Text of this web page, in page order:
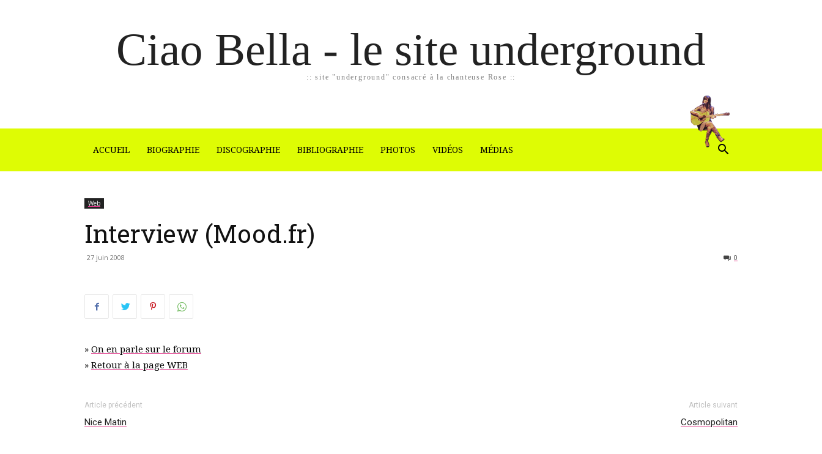
Ciao Bella - le site underground
:: site "underground" consacré à la chanteuse Rose ::
ACCUEIL BIOGRAPHIE DISCOGRAPHIE BIBLIOGRAPHIE PHOTOS VIDÉOS MÉDIAS
Web
Interview (Mood.fr)
27 juin 2008 0
» On en parle sur le forum
» Retour à la page WEB
Article précédent
Nice Matin
Article suivant
Cosmopolitan